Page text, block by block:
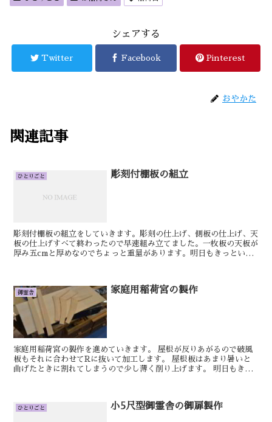
シェアする
Twitter Facebook Pinterest
おやかた
関連記事
ひとりごと 彫刻付棚板の組立
彫刻付棚板の組立をしていきます。彫刻の仕上げ、側板の仕上げ、天
板の仕上げすべて終わったので早速組み立てました。一枚板の天板が
厚み五cmと厚めなのでちょっと重量があります。明日もきっといい
御霊舎 家庭用稲荷宮の製作
家庭用稲荷宮の製作を進めていきます。 屋根が反りあがるので破風
板もそれに合わせてRに抜いて加工します。 屋根板はあまり暑いと
曲げたときに割れてしまうので少し薄く削り上げます。 明日もきっ
ひとりごと 小5尺型御霊舎の御扉製作